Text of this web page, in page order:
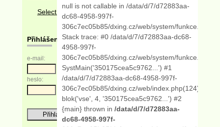
Select Language ▼
Přihlášení
e-mail:
heslo:
null is not callable in /data/d/7/d72883aa-
dc68-4958-997f-
306c7ec05b85/dxing.cz/web/system/
Stack trace: #0 /data/d/7/d72883aa-dc68-
4958-997f-
306c7ec05b85/dxing.cz/web/system/
SystMain('350175cea5c9762...') #1
/data/d/7/d72883aa-dc68-4958-997f-
306c7ec05b85/dxing.cz/web/index.php(124):
blok('vse', 4, '350175cea5c9762...') #2
{main} thrown in/data/d/7/d72883aa-
dc68-4958-997f-